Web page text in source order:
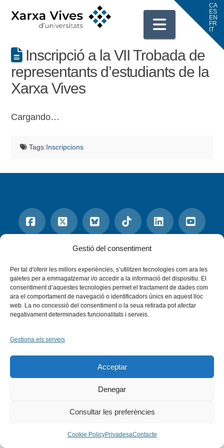
Gestió del consentiment
Per tal d'oferir les millors experiències, s’utilitzen tecnologies com ara les
galetes per a emmagatzemar i/o accedir a la informació del dispositiu. El
consentiment d’aquestes tecnologies permet el tractament de dades com
ara el comportament de navegació o identificadors únics en aquest lloc
web. La no concessió del consentiment o la seua retirada pot afectar
negativament determinades funcionalitats i serveis.
Gestiona els serveis
Acceptar
Denegar
Consultar les preferències
Cookie PolicyPrivadesaContacte
Inscripció a la VII Trobada de
representants d’estudiants de la
Xarxa Vives
Cargando…
Tags:Inscripcions
Facebook BlueskyTiktok
Instagram
Flickr
INICI QUI SOM
PROGRAMES
DESENVOLUPAMENT SOSTENIBLE
TRANSPARÈNCIA
MAPA DEL WEB
AVÍS LEGAL PRIVADESA CONTACTE
Copyright © 2026 -Xarxa Vives d'Universitats